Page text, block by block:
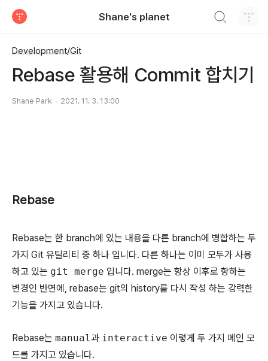
Shane's planet
Development/Git
Rebase 활용해 Commit 합치기
Shane Park 2021. 11. 3. 13:00
Rebase
Rebase는 한 branch에 있는 내용을 다른 branch에 병합하는 두
가지 Git 유틸리티 중 하나 입니다. 다른 하나는 이미 모두가 사용
하고 있는 git merge 입니다. merge는 항상 이후로 향하는
변경인 반면에, rebase는 git의 history를 다시 작성 하는 강력한
기능을 가지고 있습니다.
Rebase는 manual과 interactive 이렇게 두 가지 메인 모
드를 가지고 있습니다.